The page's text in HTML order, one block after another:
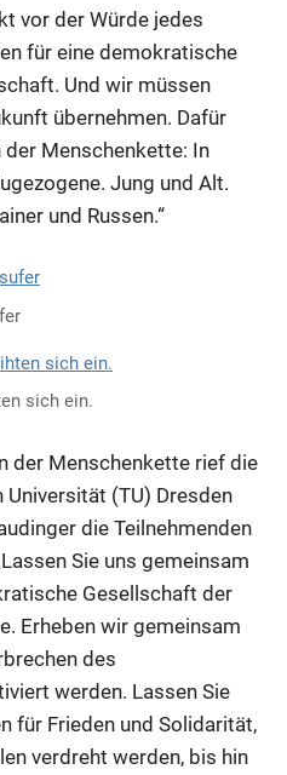
vor der Würde jedes
für eine demokratische
Und wir müssen
übernehmen. Dafür
Menschenkette: In
Jung und Alt.
und Russen.“
sich ein.
der Menschenkette rief die
Universität (TU) Dresden
die Teilnehmenden
Sie uns gemeinsam
Gesellschaft der
Erheben wir gemeinsam
des
werden. Lassen Sie
für Frieden und Solidarität,
verdreht werden, bis hin